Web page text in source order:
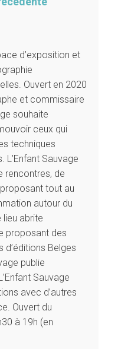
d’exposition et
Ouvert en 2020
et commissaire
souhaite
ceux qui
techniques
Sauvage
rencontres, de
tout au
autour du
abrite
proposant des
d’éditions Belges
publie
Sauvage
avec d’autres
Ouvert du
à 19h (en